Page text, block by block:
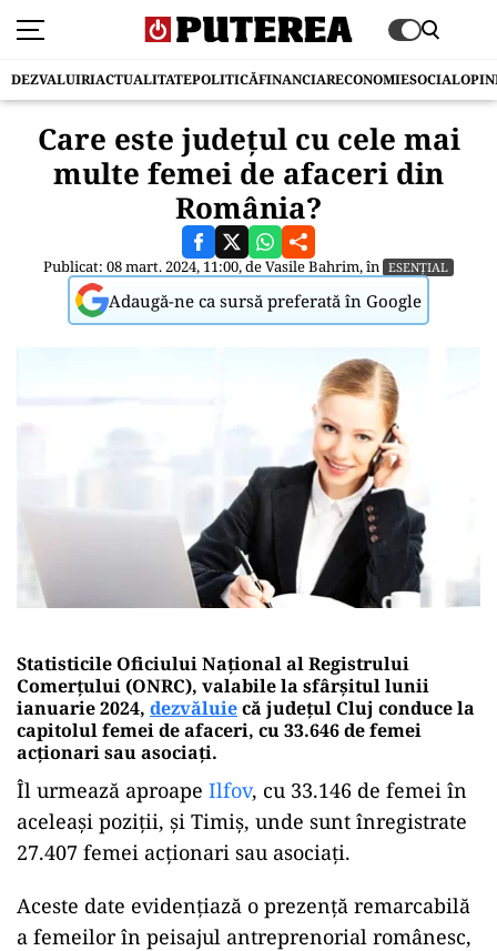
DEZVALUIRIACTUALITATEPOLITICĂFINANCIARECONOMIESOCIAL
Care este județul cu cele mai
multe femei de afaceri din
România?
Publicat: 08 mart. 2024, 11:00, deVasile Bahrim, în ESENȚIAL
Adaugă-ne ca sursă preferată în Google
Statisticile Oficiului Național al Registrului
Comerțului (ONRC), valabile la sfârșitul lunii
ianuarie 2024, dezvăluiecă județul Cluj conduce la
capitolul femei de afaceri, cu 33.646 de femei
acţionari sau asociaţi.
Îl urmează aproape Ilfov, cu 33.146 de femei în
aceleași poziții, și Timiş, unde sunt înregistrate
27.407 femei acţionari sau asociaţi.
Aceste date evidențiază o prezență remarcabilă
a femeilor în peisajul antreprenorial românesc,